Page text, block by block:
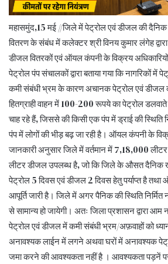
महासमुंद,15 मई //जिले में पेट्रोल एवं डीजल की
वितरण के संबंध में कलेक्टर श्री विनय कुमार लंगेह
डीजल वितरकों एवं ऑयल कंपनी के विक्रय
पेट्रोल पंप संचालकों द्वारा बताया गया कि नागरिकों
कमी संबंधी भ्रम के कारण अचानक पेट्रोल एवं डीजल
हितग्राही वाहन में 100-200 रूपये का पेट्रोल
चाह रहे हैं, जिससे की किसी एक पंप में ड्राई की स्थिति
पंप में लोगों की भीड़ बढ़ जा रही है। ऑयल कंपनी के
जानकारी अनुसार जिले में वर्तमान में 7,18,000
लीटर डीजल उपलब्ध है, जो कि जिले के औसत दैनिक
पेट्रोल 5 दिवस एवं डीजल 2 दिवस हेतु पर्याप्त है तथा
आपूर्ति जारी है। जिले में अगर पैनिक की स्थिति निर्मित
से सामान्य हो जायेगी। अतः जिला प्रशासन द्वारा
पेट्रोल एवं डीजल में कमी संबंधी भ्रम/अफ़वाहों को
अनावश्यक लाईन में लगने अथवा घरों में अनावश्यक
जमा करने की आवश्यकता नहीं है । आवश्यकता पड़नें